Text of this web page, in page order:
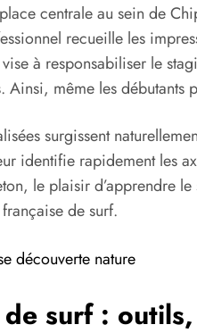
centrale au sein de
recueille les
à responsabiliser le
même les débutants
surgissent
identifie rapidement les
le plaisir d’apprendre
de surf.
découverte nature
surf :